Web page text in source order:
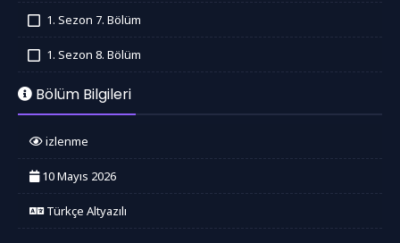
1. Sezon 7. Bölüm
1. Sezon 8. Bölüm
Bölüm Bilgileri
izlenme
10 Mayıs 2026
Türkçe Altyazılı